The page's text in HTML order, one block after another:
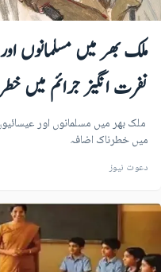
ملک بھر میں مسلمانوں
نفرت انگیز جرائم میں
ملک بھر میں مسلمانوں اور
میں خطرناک اضافہ
دعوت نیوز